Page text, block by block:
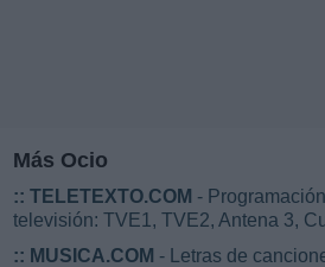
Más Ocio
:: TELETEXTO.COM -
televisión: TVE1, TVE2, Antena 3,
:: MUSICA.COM - Letras de